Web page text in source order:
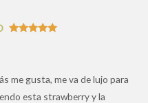
me gusta, me va de lujo para
esta strawberry y la